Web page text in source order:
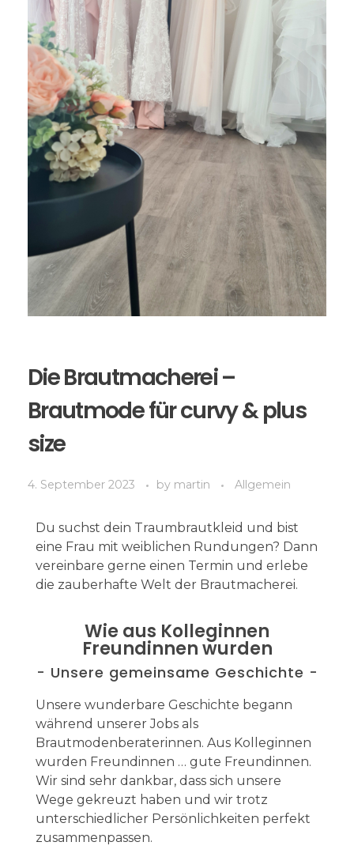
Die Brautmacherei –
Brautmode für curvy & plus
size
4. September 2023 by martin Allgemein
Du suchst dein Traumbrautkleid und bist
eine Frau mit weiblichen Rundungen? Dann
vereinbare gerne einen Termin und erlebe
die zauberhafte Welt der Brautmacherei.
Wie aus Kolleginnen
Freundinnen wurden
- Unsere gemeinsame Geschichte -
Unsere wunderbare Geschichte begann
während unserer Jobs als
Brautmodenberaterinnen. Aus Kolleginnen
wurden Freundinnen … gute Freundinnen.
Wir sind sehr dankbar, dass sich unsere
Wege gekreuzt haben und wir trotz
unterschiedlicher Persönlichkeiten perfekt
zusammenpassen.